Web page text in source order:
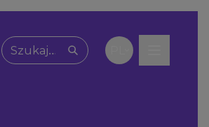
Wpisz, czego szukasz